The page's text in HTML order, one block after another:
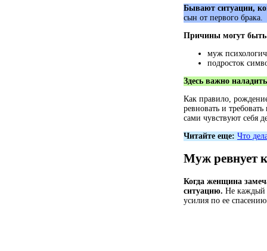
Бывают ситуации,
сын от первого брака.
Причины могут
муж
подросток
Здесь важно
Как правило,
ревновать и
сами чувствуют себя
Читайте еще: Что
Муж ревнует
Когда женщина
ситуацию. Не каждый
усилия по ее